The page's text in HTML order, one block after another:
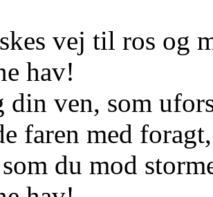
vej til ros og
hav!
din ven, som
faren med foragt,
du mod